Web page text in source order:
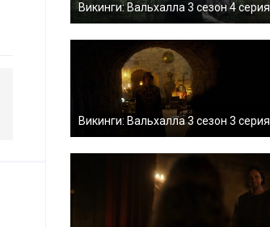
Викинги: Вальхалла 3 сезон 4 серия
Викинги: Вальхалла 3 сезон 3 серия